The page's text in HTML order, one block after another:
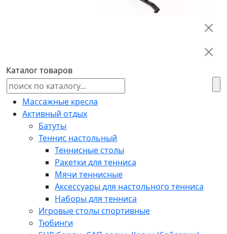
Каталог товаров
Массажные кресла
Активный отдых
Батуты
Теннис настольный
Теннисные столы
Ракетки для тенниса
Мячи теннисные
Аксессуары для настольного тенниса
Наборы для тенниса
Игровые столы спортивные
Тюбинги